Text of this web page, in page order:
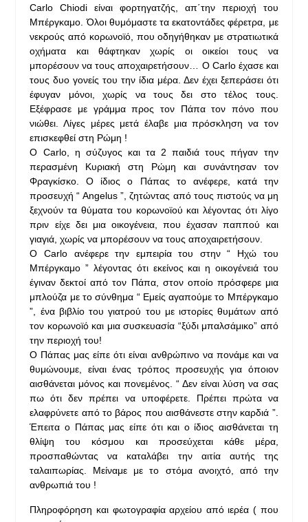
Carlo Chiodi είναι φορτηγατζής, απ΄την περιοχή του
Μπέργκαμο. Όλοι θυμόμαστε τα εκατοντάδες φέρετρα, με
νεκρούς από κορωνοϊό, που οδηγήθηκαν με στρατιωτικά
οχήματα και θάφτηκαν χωρίς οι οικείοι τους να
μπορέσουν να τους αποχαιρετήσουν… Ο Carlo έχασε και
τους δυο γονείς του την ίδια μέρα. Δεν έχει ξεπεράσει ότι
έφυγαν μόνοι, χωρίς να τους δει στο τέλος τους.
Εξέφρασε με γράμμα προς τον Πάπα τον πόνο που
νιώθει. Λίγες μέρες μετά έλαβε μια πρόσκληση να τον
επισκεφθεί στη Ρώμη !
Ο Carlo, η σύζυγος και τα 2 παιδιά τους πήγαν την
περασμένη Κυριακή στη Ρώμη και συνάντησαν τον
Φραγκίσκο. Ο ίδιος ο Πάπας το ανέφερε, κατά την
προσευχή “ Angelus ”, ζητώντας από τους πιστούς να μη
ξεχνούν τα θύματα του κορωνοϊού και λέγοντας ότι λίγο
πριν είχε δει μια οικογένεια, που έχασαν παππού και
γιαγιά, χωρίς να μπορέσουν να τους αποχαιρετήσουν.
Ο Carlo ανέφερε την εμπειρία του στην “ Ηχώ του
Μπέργκαμο ” λέγοντας ότι εκείνος και η οικογένειά του
έγιναν δεκτοί από τον Πάπα, στον οποίο πρόσφερε μια
μπλούζα με το σύνθημα “ Εμείς αγαπούμε το Μπέργκαμο
”, ένα βιβλίο του γιατρού του με ιστορίες θυμάτων από
τον κορωνοϊό και μια συσκευασία “ξύδι μπαλσάμικο” από
την περιοχή του!
Ο Πάπας μας είπε ότι είναι ανθρώπινο να πονάμε και να
θυμώνουμε, είναι ένας τρόπος προσευχής για όποιον
αισθάνεται μόνος και πονεμένος. “ Δεν είναι λύση να σας
πω ότι δεν πρέπει να υποφέρετε. Πρέπει πρώτα να
ελαφρύνετε από το βάρος που αισθάνεστε στην καρδιά ”.
Έπειτα ο Πάπας μας είπε ότι και ο ίδιος αισθάνεται τη
θλίψη του κόσμου και προσεύχεται κάθε μέρα,
προσπαθώντας να καταλάβει την αιτία αυτής της
ταλαιπωρίας. Μείναμε με το στόμα ανοιχτό, από την
ανθρωπιά του !
Πληροφόρηση και φωτογραφία αρχείου από ιερέα ( που